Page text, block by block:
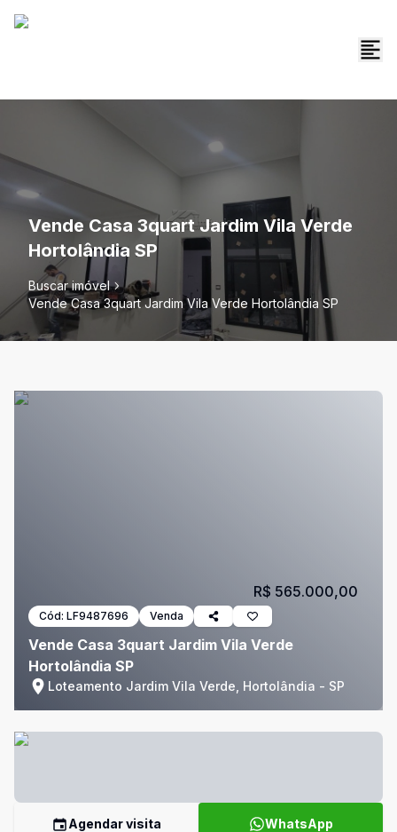
Vende Casa 3quart Jardim Vila Verde
Hortolândia SP
Buscar imóvel
Vende Casa 3quart Jardim Vila Verde Hortolândia SP
Cód: LF9487696 Venda
Vende Casa 3quart Jardim Vila Verde
Hortolândia SP
Loteamento Jardim Vila Verde, Hortolândia - SP
R$ 565.000,00
Agendar visita WhatsApp